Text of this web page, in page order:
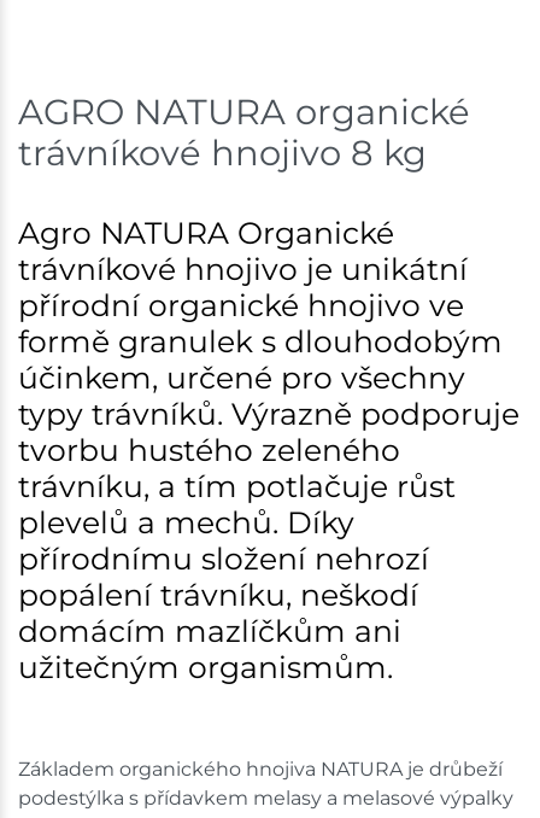
AGRO NATURA organické
trávníkové hnojivo 8 kg
Agro NATURA Organické
trávníkové hnojivo je unikátní
přírodní organické hnojivo ve
formě granulek s dlouhodobým
účinkem, určené pro všechny
typy trávníků. Výrazně podporuje
tvorbu hustého zeleného
trávníku, a tím potlačuje růst
plevelů a mechů. Díky
přírodnímu složení nehrozí
popálení trávníku, neškodí
domácím mazlíčkům ani
užitečným organismům.
Základem organického hnojiva NATURA je drůbeží
podestýlka s přídavkem melasy a melasové výpalky